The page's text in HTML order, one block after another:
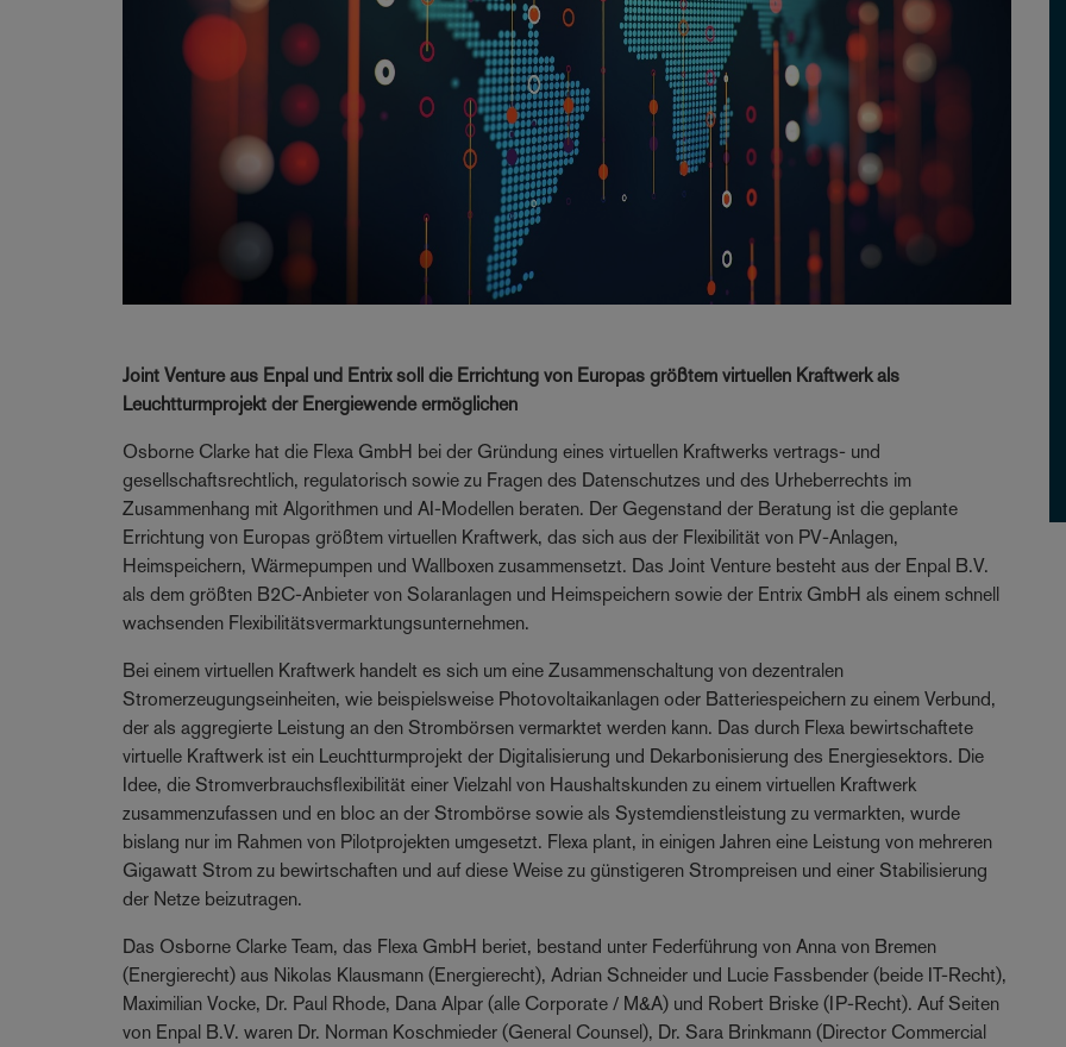
Joint Venture aus Enpal und Entrix soll die Errichtung von Europas größtem virtuellen Kraftwerk als
Leuchtturmprojekt der Energiewende ermöglichen
Osborne Clarke hat die Flexa GmbH bei der Gründung eines virtuellen Kraftwerks vertrags- und
gesellschaftsrechtlich, regulatorisch sowie zu Fragen des Datenschutzes und des Urheberrechts im
Zusammenhang mit Algorithmen und AI-Modellen beraten. Der Gegenstand der Beratung ist die geplante
Errichtung von Europas größtem virtuellen Kraftwerk, das sich aus der Flexibilität von PV-Anlagen,
Heimspeichern, Wärmepumpen und Wallboxen zusammensetzt. Das Joint Venture besteht aus der Enpal B.V.
als dem größten B2C-Anbieter von Solaranlagen und Heimspeichern sowie der Entrix GmbH als einem schnell
wachsenden Flexibilitätsvermarktungsunternehmen.
Bei einem virtuellen Kraftwerk handelt es sich um eine Zusammenschaltung von dezentralen
Stromerzeugungseinheiten, wie beispielsweise Photovoltaikanlagen oder Batteriespeichern zu einem Verbund,
der als aggregierte Leistung an den Strombörsen vermarktet werden kann. Das durch Flexa bewirtschaftete
virtuelle Kraftwerk ist ein Leuchtturmprojekt der Digitalisierung und Dekarbonisierung des Energiesektors. Die
Idee, die Stromverbrauchsflexibilität einer Vielzahl von Haushaltskunden zu einem virtuellen Kraftwerk
zusammenzufassen und en bloc an der Strombörse sowie als Systemdienstleistung zu vermarkten, wurde
bislang nur im Rahmen von Pilotprojekten umgesetzt. Flexa plant, in einigen Jahren eine Leistung von mehreren
Gigawatt Strom zu bewirtschaften und auf diese Weise zu günstigeren Strompreisen und einer Stabilisierung
der Netze beizutragen.
Das Osborne Clarke Team, das Flexa GmbH beriet, bestand unter Federführung von Anna von Bremen
(Energierecht) aus Nikolas Klausmann (Energierecht), Adrian Schneider und Lucie Fassbender (beide IT-Recht),
Maximilian Vocke, Dr. Paul Rhode, Dana Alpar (alle Corporate / M&A) und Robert Briske (IP-Recht). Auf Seiten
von Enpal B.V. waren Dr. Norman Koschmieder (General Counsel), Dr. Sara Brinkmann (Director Commercial